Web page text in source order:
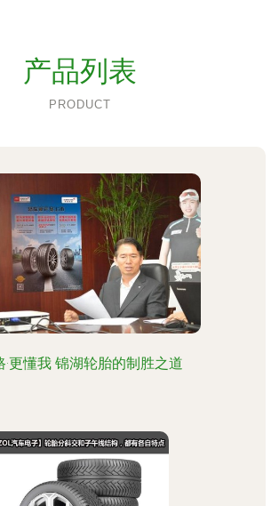
产品列表
PRODUCT
·更懂我 锦湖轮胎的制胜之道